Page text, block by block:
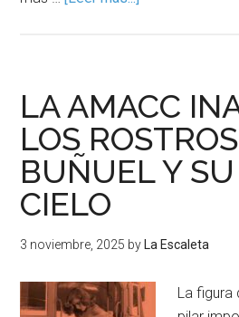
LA AMACC
LOS
BUÑUEL Y
CIELO
3 noviembre, 2025 by La Escaleta
La figura